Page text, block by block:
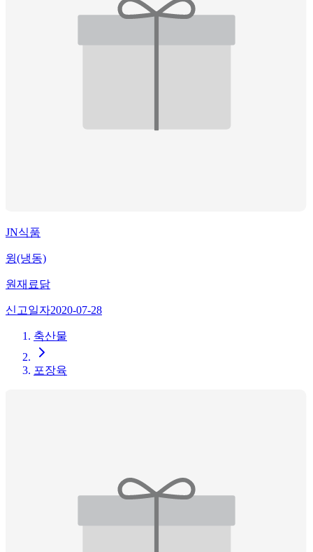
JN식품
윙(냉동)
원재료닭
신고일자2020-07-28
축산물
포장육